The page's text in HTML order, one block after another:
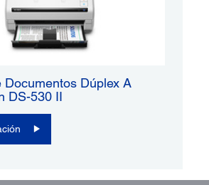
Documentos Dúplex A
DS-530 II